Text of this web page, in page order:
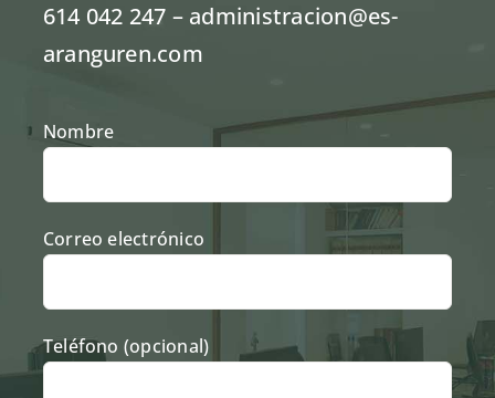
614 042 247 – administracion@es-
aranguren.com
Nombre
Correo electrónico
Teléfono (opcional)